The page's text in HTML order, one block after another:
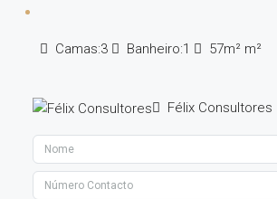
Camas:3 Banheiro:1 57m² m²
Félix Consultores